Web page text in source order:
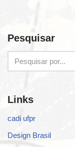
Pesquisar
Links
cadi ufpr
Design Brasil